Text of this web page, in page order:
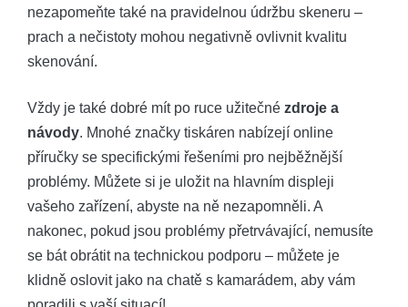
nezapomeňte také na pravidelnou údržbu skeneru –
prach a nečistoty mohou negativně ovlivnit kvalitu
skenování.
Vždy je také dobré mít po ruce užitečné zdroje a
návody. Mnohé značky tiskáren nabízejí online
příručky se specifickými řešeními pro nejběžnější
problémy. Můžete si je uložit na hlavním displeji
vašeho zařízení, abyste na ně nezapomněli. A
nakonec, pokud jsou problémy přetrvávající, nemusíte
se bát obrátit na technickou podporu – můžete je
klidně oslovit jako na chatě s kamarádem, aby vám